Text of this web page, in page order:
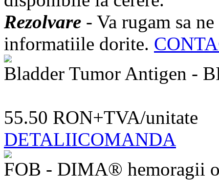
Rezolvare - Va rugam sa
informatiile dorite.
Bladder Tumor Antigen -
55.50 RON+TVA/unitate
DETALIICOMANDA
FOB - DIMA® hemoragii